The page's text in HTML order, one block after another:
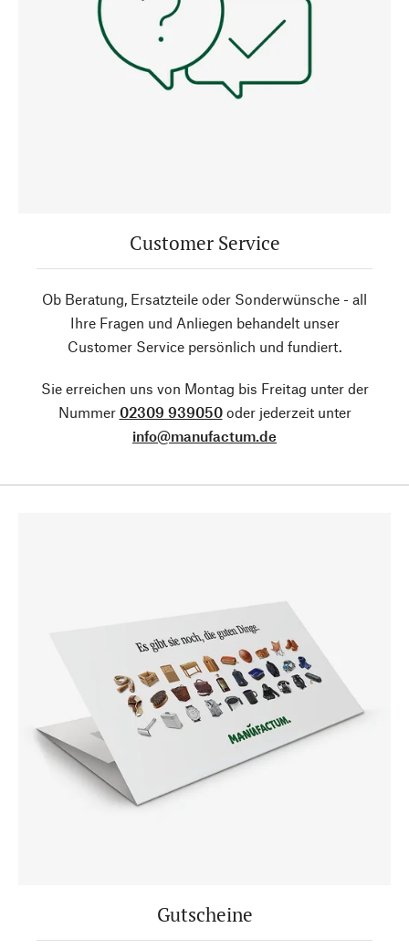
Customer Service
Ob Beratung, Ersatzteile oder Sonderwünsche - all
Ihre Fragen und Anliegen behandelt unser
Customer Service persönlich und fundiert.
Sie erreichen uns von Montag bis Freitag unter der
Nummer 02309 939050oder jederzeit unter
info@manufactum.de
Gutscheine